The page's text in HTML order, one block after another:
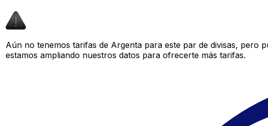
Aún no tenemos tarifas de Argenta para este par de divisas,
estamos ampliando nuestros datos para ofrecerte más tarifas.